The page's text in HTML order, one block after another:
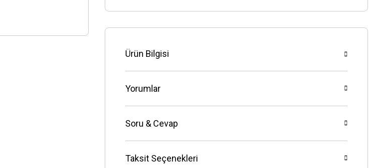
Ürün Bilgisi
Yorumlar
Soru & Cevap
Taksit Seçenekleri